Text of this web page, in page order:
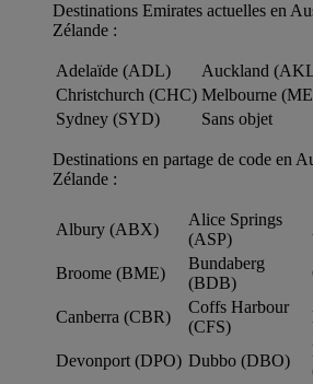
Destinations Emirates actuelles en
Zélande :
Adelaïde (ADL) Auckland
Christchurch (CHC) Melbourne
Sydney (SYD)
Sans objet
Destinations en partage de code en
Zélande :
Albury (ABX)
Alice Springs
(ASP)
Broome (BME)
Bundaberg
(BDB)
Canberra (CBR)
Coffs Harbour
(CFS)
Devonport (DPO) Dubbo (DBO)